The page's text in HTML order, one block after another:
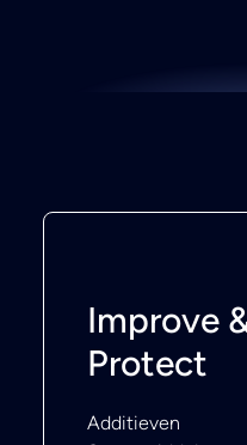
Improve
Protect
Additieven